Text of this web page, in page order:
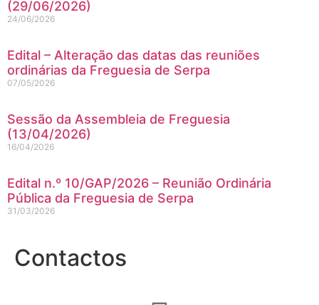
(29/06/2026)
24/06/2026
Edital – Alteração das datas das reuniões
ordinárias da Freguesia de Serpa
07/05/2026
Sessão da Assembleia de Freguesia
(13/04/2026)
16/04/2026
Edital n.º 10/GAP/2026 – Reunião Ordinária
Pública da Freguesia de Serpa
31/03/2026
Contactos